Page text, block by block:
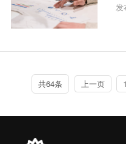
发
共64条 上一页 1